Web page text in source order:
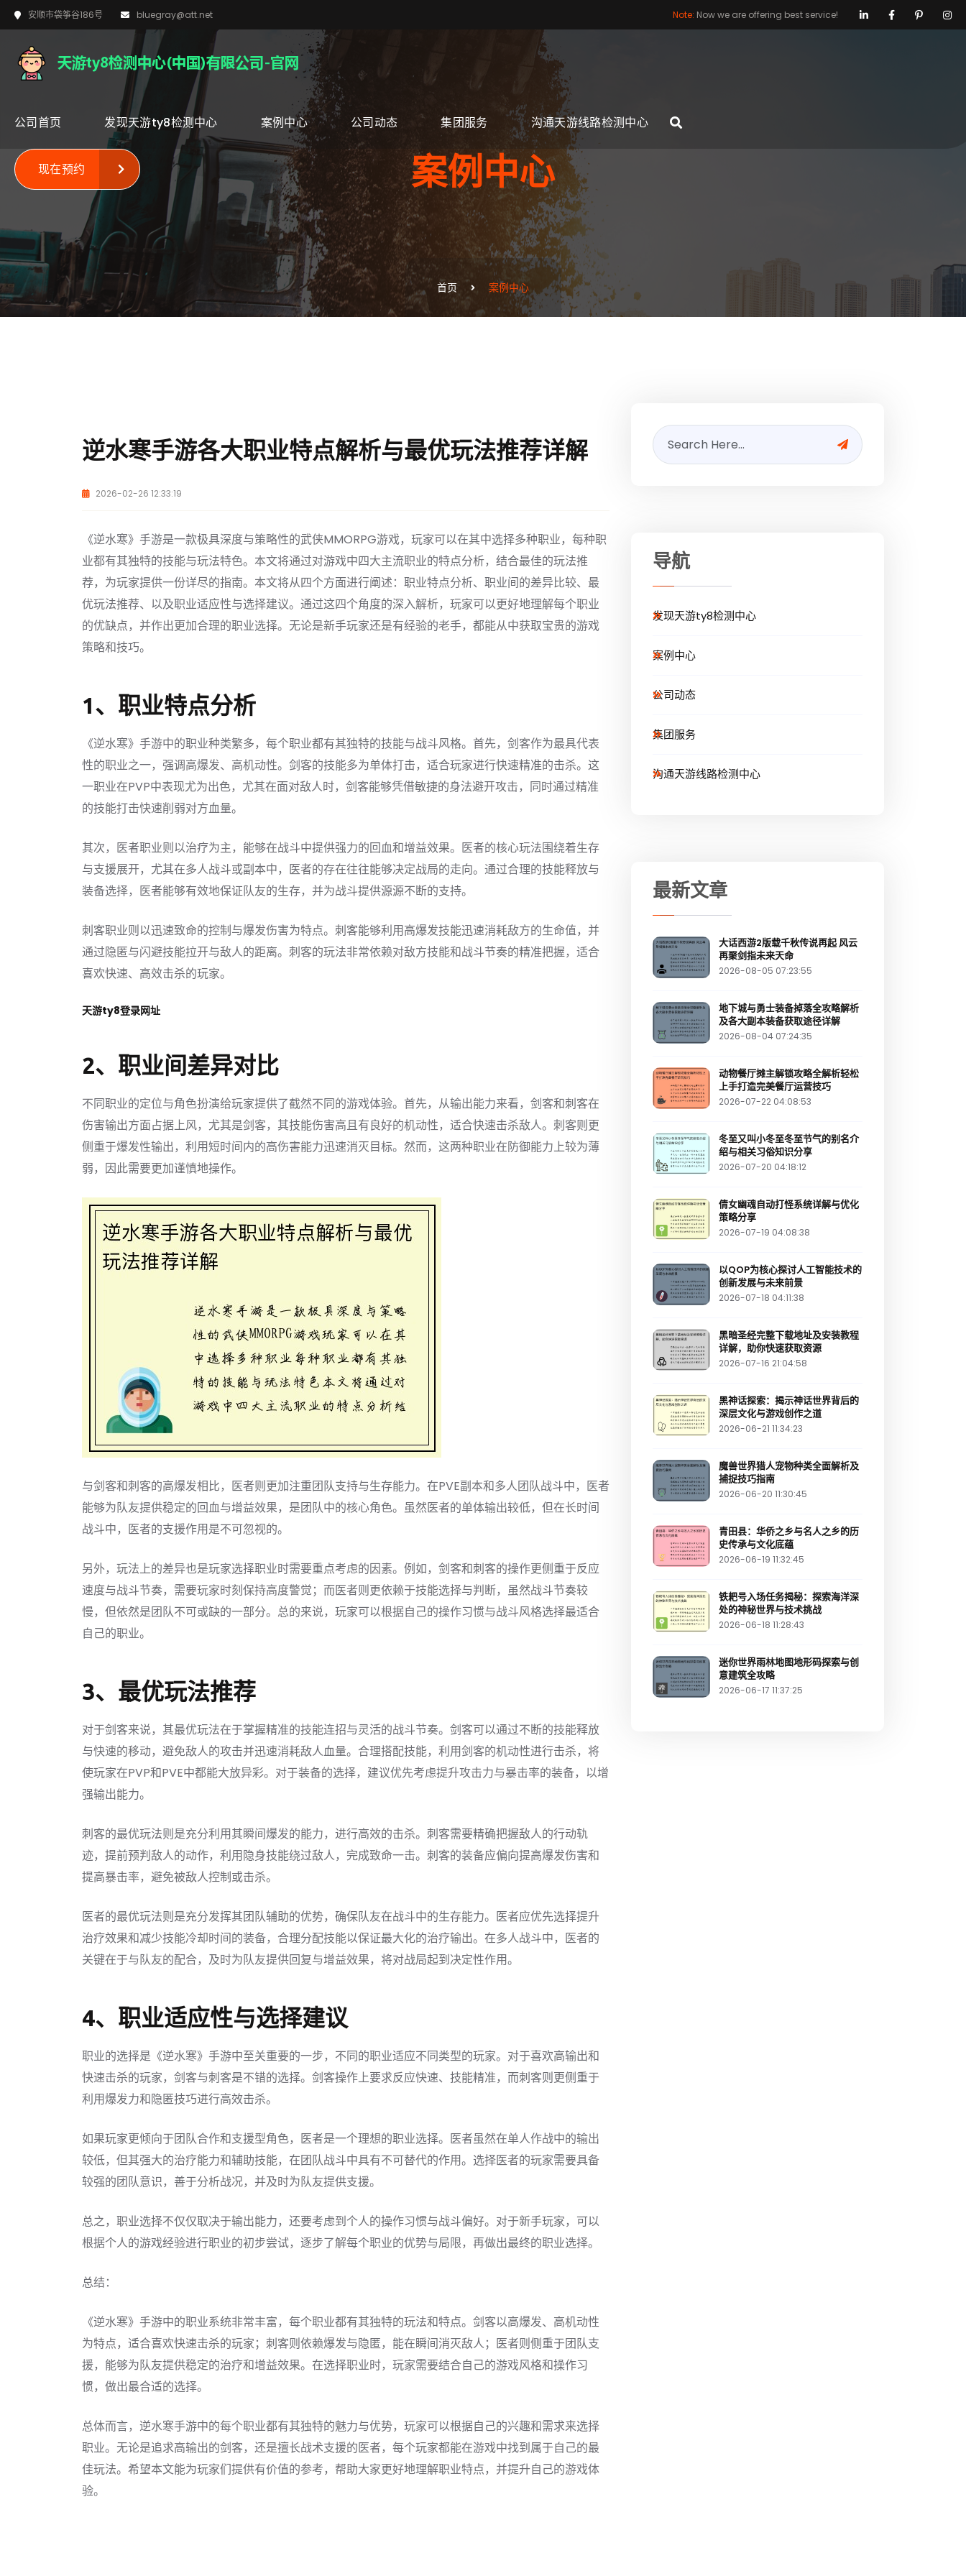
安顺市袋筝谷186号 bluegray@att.net Note: Now we are offering best service!
公司首页 发现天游ty8检测中心 案例中心 公司动态 集团服务 沟通天游线路检测中心
现在预约 案例中心
首页 案例中心
逆水寒手游各大职业特点解析与最优玩法推荐详解
2026-02-26 12:33:19
《逆水寒》手游是一款极具深度与策略性的武侠MMORPG游戏，玩家可以在其中选择多种职业，每种职
业都有其独特的技能与玩法特色。本文将通过对游戏中四大主流职业的特点分析，结合最佳的玩法推
荐，为玩家提供一份详尽的指南。本文将从四个方面进行阐述：职业特点分析、职业间的差异比较、最
优玩法推荐、以及职业适应性与选择建议。通过这四个角度的深入解析，玩家可以更好地理解每个职业
的优缺点，并作出更加合理的职业选择。无论是新手玩家还是有经验的老手，都能从中获取宝贵的游戏
策略和技巧。
1、职业特点分析
《逆水寒》手游中的职业种类繁多，每个职业都有其独特的技能与战斗风格。首先，剑客作为最具代表
性的职业之一，强调高爆发、高机动性。剑客的技能多为单体打击，适合玩家进行快速精准的击杀。这
一职业在PVP中表现尤为出色，尤其在面对敌人时，剑客能够凭借敏捷的身法避开攻击，同时通过精准
的技能打击快速削弱对方血量。
其次，医者职业则以治疗为主，能够在战斗中提供强力的回血和增益效果。医者的核心玩法围绕着生存
与支援展开，尤其在多人战斗或副本中，医者的存在往往能够决定战局的走向。通过合理的技能释放与
装备选择，医者能够有效地保证队友的生存，并为战斗提供源源不断的支持。
刺客职业则以迅速致命的控制与爆发伤害为特点。刺客能够利用高爆发技能迅速消耗敌方的生命值，并
通过隐匿与闪避技能拉开与敌人的距离。刺客的玩法非常依赖对敌方技能和战斗节奏的精准把握，适合
喜欢快速、高效击杀的玩家。
天游ty8登录网址
2、职业间差异对比
不同职业的定位与角色扮演给玩家提供了截然不同的游戏体验。首先，从输出能力来看，剑客和刺客在
伤害输出方面占据上风，尤其是剑客，其技能伤害高且有良好的机动性，适合快速击杀敌人。刺客则更
侧重于爆发性输出，利用短时间内的高伤害能力迅速消灭目标。然而，这两种职业在防御能力上较为薄
弱，因此需要更加谨慎地操作。
与剑客和刺客的高爆发相比，医者则更加注重团队支持与生存能力。在PVE副本和多人团队战斗中，医者
能够为队友提供稳定的回血与增益效果，是团队中的核心角色。虽然医者的单体输出较低，但在长时间
战斗中，医者的支援作用是不可忽视的。
另外，玩法上的差异也是玩家选择职业时需要重点考虑的因素。例如，剑客和刺客的操作更侧重于反应
速度与战斗节奏，需要玩家时刻保持高度警觉；而医者则更依赖于技能选择与判断，虽然战斗节奏较
慢，但依然是团队不可或缺的一部分。总的来说，玩家可以根据自己的操作习惯与战斗风格选择最适合
自己的职业。
3、最优玩法推荐
对于剑客来说，其最优玩法在于掌握精准的技能连招与灵活的战斗节奏。剑客可以通过不断的技能释放
与快速的移动，避免敌人的攻击并迅速消耗敌人血量。合理搭配技能，利用剑客的机动性进行击杀，将
使玩家在PVP和PVE中都能大放异彩。对于装备的选择，建议优先考虑提升攻击力与暴击率的装备，以增
强输出能力。
刺客的最优玩法则是充分利用其瞬间爆发的能力，进行高效的击杀。刺客需要精确把握敌人的行动轨
迹，提前预判敌人的动作，利用隐身技能绕过敌人，完成致命一击。刺客的装备应偏向提高爆发伤害和
提高暴击率，避免被敌人控制或击杀。
医者的最优玩法则是充分发挥其团队辅助的优势，确保队友在战斗中的生存能力。医者应优先选择提升
治疗效果和减少技能冷却时间的装备，合理分配技能以保证最大化的治疗输出。在多人战斗中，医者的
关键在于与队友的配合，及时为队友提供回复与增益效果，将对战局起到决定性作用。
4、职业适应性与选择建议
职业的选择是《逆水寒》手游中至关重要的一步，不同的职业适应不同类型的玩家。对于喜欢高输出和
快速击杀的玩家，剑客与刺客是不错的选择。剑客操作上要求反应快速、技能精准，而刺客则更侧重于
利用爆发力和隐匿技巧进行高效击杀。
如果玩家更倾向于团队合作和支援型角色，医者是一个理想的职业选择。医者虽然在单人作战中的输出
较低，但其强大的治疗能力和辅助技能，在团队战斗中具有不可替代的作用。选择医者的玩家需要具备
较强的团队意识，善于分析战况，并及时为队友提供支援。
总之，职业选择不仅仅取决于输出能力，还要考虑到个人的操作习惯与战斗偏好。对于新手玩家，可以
根据个人的游戏经验进行职业的初步尝试，逐步了解每个职业的优势与局限，再做出最终的职业选择。
总结：
《逆水寒》手游中的职业系统非常丰富，每个职业都有其独特的玩法和特点。剑客以高爆发、高机动性
为特点，适合喜欢快速击杀的玩家；刺客则依赖爆发与隐匿，能在瞬间消灭敌人；医者则侧重于团队支
援，能够为队友提供稳定的治疗和增益效果。在选择职业时，玩家需要结合自己的游戏风格和操作习
惯，做出最合适的选择。
总体而言，逆水寒手游中的每个职业都有其独特的魅力与优势，玩家可以根据自己的兴趣和需求来选择
职业。无论是追求高输出的剑客，还是擅长战术支援的医者，每个玩家都能在游戏中找到属于自己的最
佳玩法。希望本文能为玩家们提供有价值的参考，帮助大家更好地理解职业特点，并提升自己的游戏体
验。
导航
发现天游ty8检测中心
案例中心
公司动态
集团服务
沟通天游线路检测中心
最新文章
大话西游2版载千秋传说再起 风云
再聚剑指未来天命
2026-08-05 07:23:55
地下城与勇士装备掉落全攻略解析
及各大副本装备获取途径详解
2026-08-04 07:24:35
动物餐厅摊主解锁攻略全解析轻松
上手打造完美餐厅运营技巧
2026-07-22 04:08:53
冬至又叫小冬至冬至节气的别名介
绍与相关习俗知识分享
2026-07-20 04:18:12
倩女幽魂自动打怪系统详解与优化
策略分享
2026-07-19 04:08:38
以QOP为核心探讨人工智能技术的
创新发展与未来前景
2026-07-18 04:11:38
黑暗圣经完整下载地址及安装教程
详解，助你快速获取资源
2026-07-16 21:04:58
黑神话探索：揭示神话世界背后的
深层文化与游戏创作之道
2026-06-21 11:34:23
魔兽世界猎人宠物种类全面解析及
捕捉技巧指南
2026-06-20 11:30:45
青田县：华侨之乡与名人之乡的历
史传承与文化底蕴
2026-06-19 11:32:45
铁耙号入场任务揭秘：探索海洋深
处的神秘世界与技术挑战
2026-06-18 11:28:43
迷你世界雨林地图地形码探索与创
意建筑全攻略
2026-06-17 11:37:25